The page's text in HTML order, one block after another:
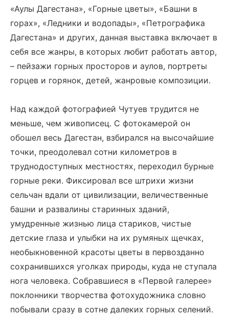
«Аулы Дагестана», «Горные цветы», «Башни в
горах», «Ледники и водопады», «Петрографика
Дагестана» и других, данная выставка включает в
себя все жанры, в которых любит работать автор,
– пейзажи горных просторов и аулов, портреты
горцев и горянок, детей, жанровые композиции.
Над каждой фотографией Чутуев трудится не
меньше, чем живописец. С фотокамерой он
обошел весь Дагестан, взбирался на высочайшие
точки, преодолевал сотни километров в
труднодоступных местностях, переходил бурные
горные реки. Фиксировал все штрихи жизни
сельчан вдали от цивилизации, величественные
башни и развалины старинных зданий,
умудренные жизнью лица стариков, чистые
детские глаза и улыбки на их румяных щечках,
необыкновенной красоты цветы в первозданно
сохранившихся уголках природы, куда не ступала
нога человека. Собравшиеся в «Первой галерее»
поклонники творчества фотохудожника словно
побывали сразу в сотне далеких горных селений.